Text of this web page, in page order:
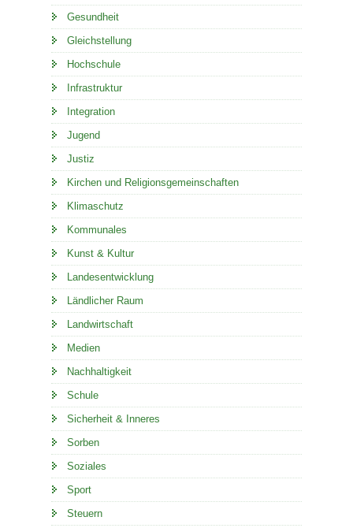
Gesundheit
Gleichstellung
Hochschule
Infrastruktur
Integration
Jugend
Justiz
Kirchen und Religionsgemeinschaften
Klimaschutz
Kommunales
Kunst & Kultur
Landesentwicklung
Ländlicher Raum
Landwirtschaft
Medien
Nachhaltigkeit
Schule
Sicherheit & Inneres
Sorben
Soziales
Sport
Steuern